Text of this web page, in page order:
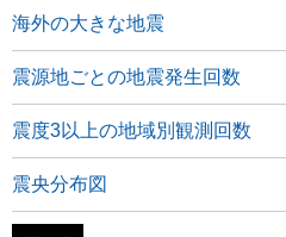
海外の大きな地震
震源地ごとの地震発生回数
震度3以上の地域別観測回数
震央分布図